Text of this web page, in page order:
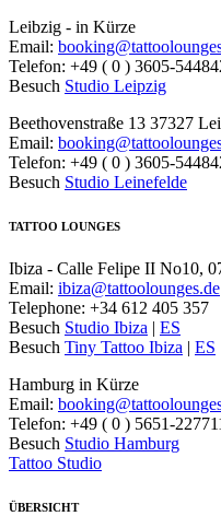
Leibzig - in Kürze
Email:
Telefon: +49 ( 0 ) 3605-
Besuch Studio Leipzig
Beethovenstraße 13 37327
Email:
Telefon: +49 ( 0 ) 3605-
Besuch Studio Leinefelde
TATTOO LOUNGES
Ibiza - Calle Felipe II No10,
Email: ibiza@tattoolounges.de
Telephone: +34 612 405 357
Besuch Studio Ibiza
ES
Besuch Tiny Tattoo Ibiza
ES
Hamburg in Kürze
Email:
Telefon: +49 ( 0 ) 5651-
Besuch Studio Hamburg
Tattoo Studio
ÜBERSICHT